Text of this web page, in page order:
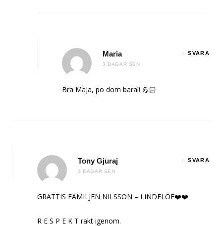
Maria
3 DAGAR SEN
SVARA
Bra Maja, po dom bara!! 💪🏻
Tony Gjuraj
3 DAGAR SEN
SVARA
GRATTIS FAMILJEN NILSSON – LINDELÖF❤️❤️
R E S P E K T rakt igenom.